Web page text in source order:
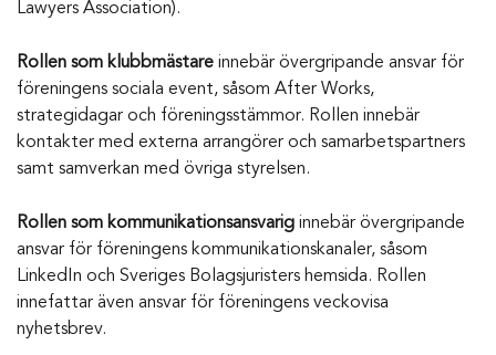
Lawyers Association).
Rollen som klubbmästare innebär övergripande ansvar för
föreningens sociala event, såsom After Works,
strategidagar och föreningsstämmor. Rollen innebär
kontakter med externa arrangörer och samarbetspartners
samt samverkan med övriga styrelsen.
Rollen som kommunikationsansvarig innebär övergripande
ansvar för föreningens kommunikationskanaler, såsom
LinkedIn och Sveriges Bolagsjuristers hemsida. Rollen
innefattar även ansvar för föreningens veckovisa
nyhetsbrev.